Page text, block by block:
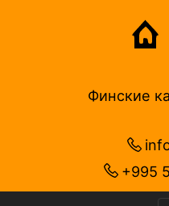
Финские
+995